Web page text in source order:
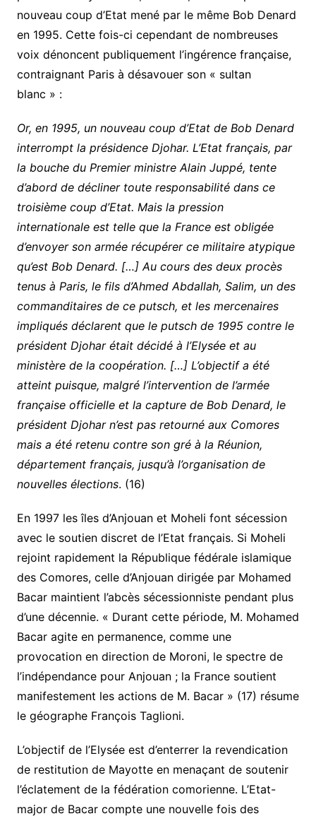
nouveau coup d’Etat mené par le même Bob Denard
en 1995. Cette fois-ci cependant de nombreuses
voix dénoncent publiquement l’ingérence française,
contraignant Paris à désavouer son « sultan
blanc » :
Or, en 1995, un nouveau coup d’Etat de Bob Denard
interrompt la présidence Djohar. L’Etat français, par
la bouche du Premier ministre Alain Juppé, tente
d’abord de décliner toute responsabilité dans ce
troisième coup d’Etat. Mais la pression
internationale est telle que la France est obligée
d’envoyer son armée récupérer ce militaire atypique
qu’est Bob Denard. […] Au cours des deux procès
tenus à Paris, le fils d’Ahmed Abdallah, Salim, un des
commanditaires de ce putsch, et les mercenaires
impliqués déclarent que le putsch de 1995 contre le
président Djohar était décidé à l’Elysée et au
ministère de la coopération. […] L’objectif a été
atteint puisque, malgré l’intervention de l’armée
française officielle et la capture de Bob Denard, le
président Djohar n’est pas retourné aux Comores
mais a été retenu contre son gré à la Réunion,
département français, jusqu’à l’organisation de
nouvelles élections. (16)
En 1997 les îles d’Anjouan et Moheli font sécession
avec le soutien discret de l’Etat français. Si Moheli
rejoint rapidement la République fédérale islamique
des Comores, celle d’Anjouan dirigée par Mohamed
Bacar maintient l’abcès sécessionniste pendant plus
d’une décennie. « Durant cette période, M. Mohamed
Bacar agite en permanence, comme une
provocation en direction de Moroni, le spectre de
l’indépendance pour Anjouan ; la France soutient
manifestement les actions de M. Bacar » (17) résume
le géographe François Taglioni.
L’objectif de l’Elysée est d’enterrer la revendication
de restitution de Mayotte en menaçant de soutenir
l’éclatement de la fédération comorienne. L’Etat-
major de Bacar compte une nouvelle fois des